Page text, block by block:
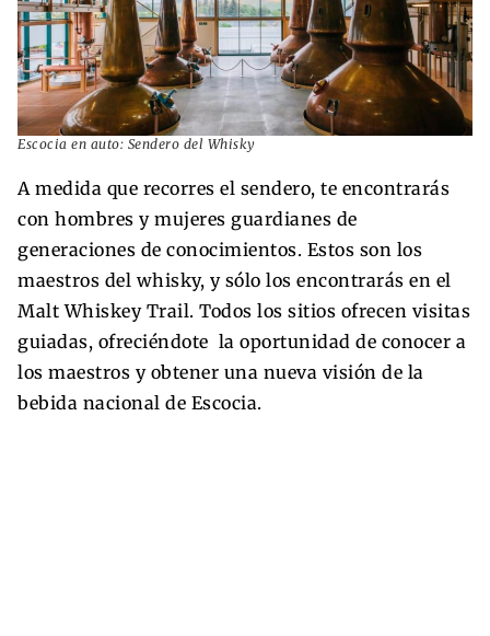
Escocia en auto: Sendero del Whisky
A medida que recorres el sendero, te encontrarás
con hombres y mujeres guardianes de
generaciones de conocimientos. Estos son los
maestros del whisky, y sólo los encontrarás en el
Malt Whiskey Trail. Todos los sitios ofrecen visitas
guiadas, ofreciéndote la oportunidad de conocer a
los maestros y obtener una nueva visión de la
bebida nacional de Escocia.